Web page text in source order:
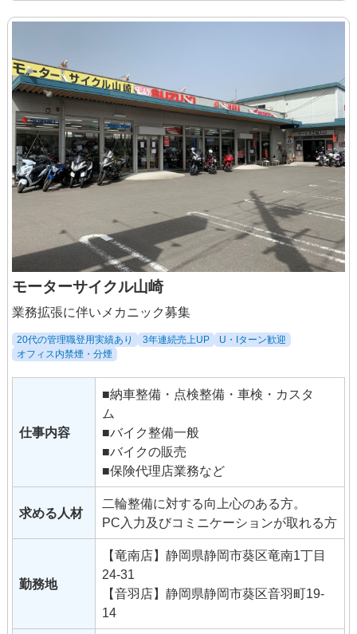
《こんなキャリアも目指せます！》販売
スタッフとしてご入社されるあなたです
が、
興味の方向や資格取得により整備職への
キャリアチェンジも可能です！ 可能性は
無限大！思い切り仕事を楽しんでくださ
・試用期間3ヶ月（同条件）
【パート・アルバイト】
時給 1,110円～
モーターサイクル山崎
業務拡張に伴いメカニック募集
20代の管理職登用実績あり 3年連続売上UP
U・Iターン歓迎
オフィス内禁煙・分煙
仕事内容
■納車整備・点検整備・車検・カスタ
ム
■バイク整備一般
■バイクの販売
■保険代理店業務など
求める人材
二輪整備に対する向上心のある方。
PC入力及びコミニケーションが取れる方
勤務地
【竜南店】静岡県静岡市葵区竜南1丁目
24-31
【音羽店】静岡県静岡市葵区音羽町19-
14